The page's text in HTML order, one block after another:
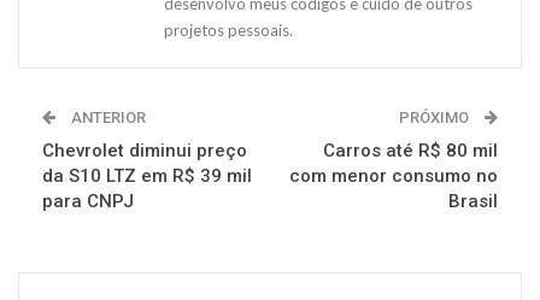
projetos pessoais.
ANTERIOR
Chevrolet diminui preço
da S10 LTZ em R$ 39 mil
para CNPJ
PRÓXIMO
Carros até R$ 80 mil
com menor consumo no
Brasil